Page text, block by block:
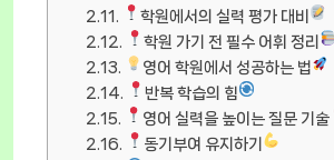
학원에서의 실력 평가 대비
학원 가기 전 필수 어휘 정리
영어 학원에서 성공하는 법
반복 학습의 힘
영어 실력을 높이는 질문 기술
동기부여 유지하기